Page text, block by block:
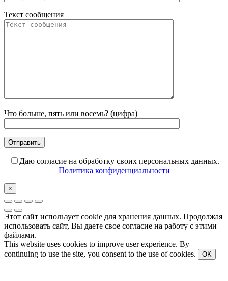
Текст сообщения
Что больше, пять или восемь? (цифра)
Даю согласие на обработку своих персональных данных.
Политика конфиденциальности
×
Этот сайт использует cookie для хранения данных. Продолжая
использовать сайт, Вы даете свое согласие на работу с этими
файлами.
This website uses cookies to improve user experience. By
continuing to use the site, you consent to the use of cookies.
OK